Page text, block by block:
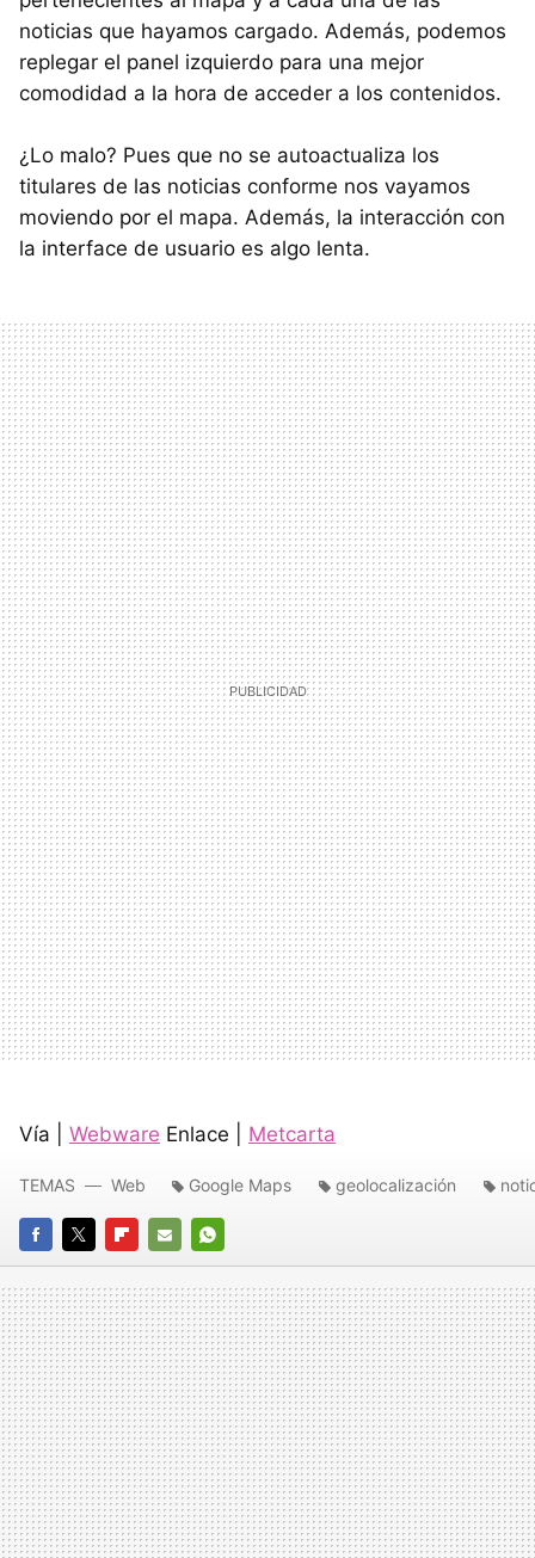
noticias que hayamos cargado. Además, podemos
replegar el panel izquierdo para una mejor
comodidad a la hora de acceder a los contenidos.
¿Lo malo? Pues que no se autoactualiza los
titulares de las noticias conforme nos vayamos
moviendo por el mapa. Además, la interacción con
la interface de usuario es algo lenta.
Vía | Webware Enlace | Metcarta
FACEBOOK
TWITTERFLIPBOARD
E-
MAIL
WHATSAPP
TEMAS Web Google Maps geolocalización